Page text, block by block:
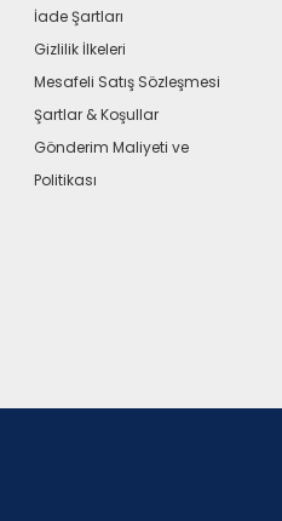
İade Şartları
Gizlilik İlkeleri
Mesafeli Satış Sözleşmesi
Şartlar & Koşullar
Gönderim Maliyeti ve
Politikası